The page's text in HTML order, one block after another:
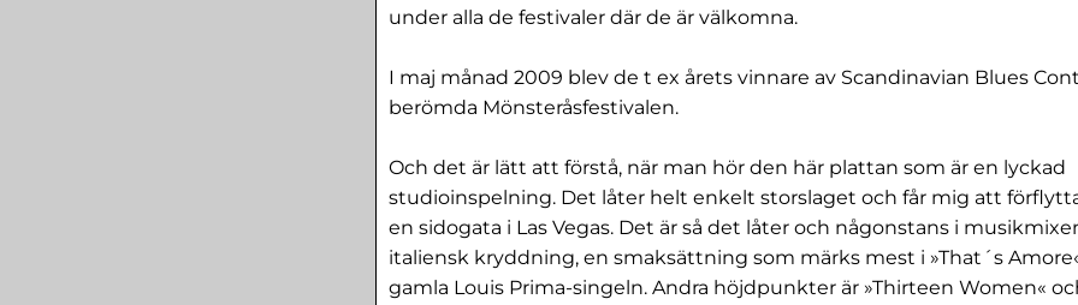
under alla de festivaler där de är välkomna.
I maj månad 2009 blev de t ex årets vinnare av Scandinavian Blues
berömda Mönsteråsfestivalen.
Och det är lätt att förstå, när man hör den här plattan som är en lyckad
studioinspelning. Det låter helt enkelt storslaget och får mig att
en sidogata i Las Vegas. Det är så det låter och någonstans i
italiensk kryddning, en smaksättning som märks mest i »That´s
gamla Louis Prima-singeln. Andra höjdpunkter är »Thirteen Women«